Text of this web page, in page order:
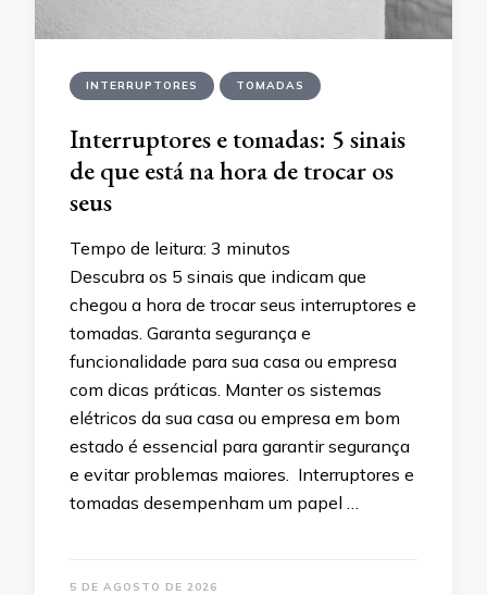
INTERRUPTORES TOMADAS
Interruptores e tomadas: 5 sinais
de que está na hora de trocar os
seus
Tempo de leitura: 3 minutos
Descubra os 5 sinais que indicam que
chegou a hora de trocar seus interruptores e
tomadas. Garanta segurança e
funcionalidade para sua casa ou empresa
com dicas práticas. Manter os sistemas
elétricos da sua casa ou empresa em bom
estado é essencial para garantir segurança
e evitar problemas maiores. Interruptores e
tomadas desempenham um papel …
5 DE AGOSTO DE 2026